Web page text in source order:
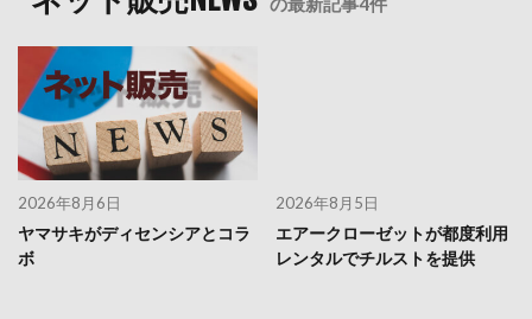
2026年8月6日
ヤマサキがディセンシアとコラ
ボ
2026年8月5日
エアークローゼットが都度利用
レンタルでチルストを提供